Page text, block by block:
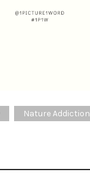
Nature Addiction